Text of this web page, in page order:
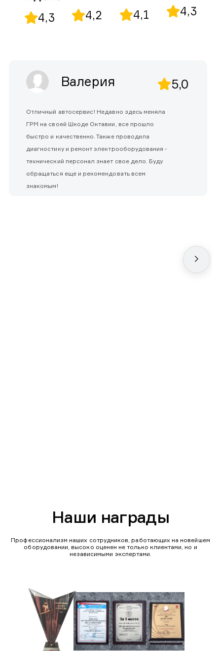
4,3 4,2 4,1 4,3
Валерия 5,0
Отличный автосервис! Недавно здесь меняла
ГРМ на своей Шкоде Октавии, все прошло
быстро и качественно. Также проводила
диагностику и ремонт электрооборудования -
технический персонал знает свое дело. Буду
обращаться еще и рекомендовать всем
знакомым!
Наши награды
Профессионализм наших сотрудников, работающих на новейшем
оборудовании, высоко оценен не только клиентами, но и
независимыми экспертами.